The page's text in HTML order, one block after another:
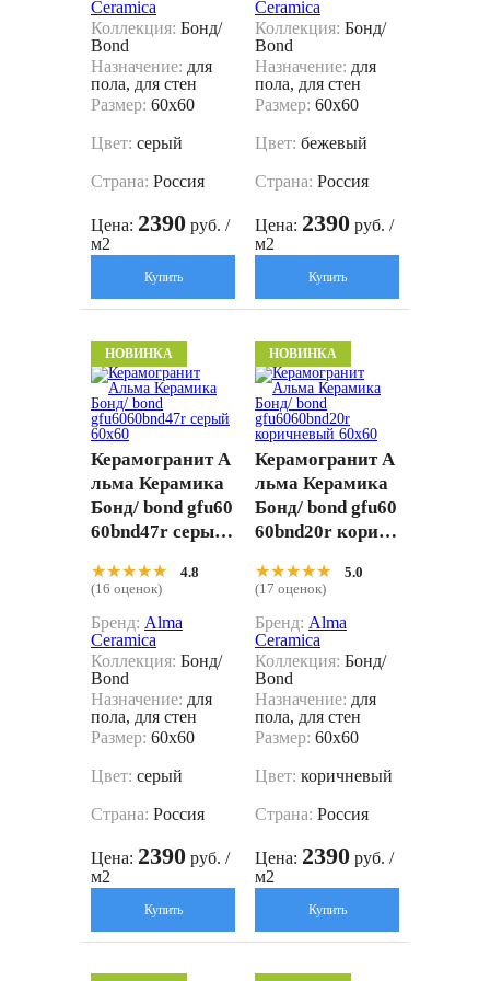
Ceramica
Коллекция: Бонд/
Bond
Назначение: для
пола, для стен
Размер: 60x60
Цвет: серый
Страна: Россия
Цена: 2390 руб. /
м2
Купить
Ceramica
Коллекция: Бонд/
Bond
Назначение: для
пола, для стен
Размер: 60x60
Цвет: бежевый
Страна: Россия
Цена: 2390 руб. /
м2
Купить
НОВИНКА
Керамогранит А
льма Керамика
Бонд/ bond gfu60
60bnd47r серый
★★★★★
★★★★★
4.8
(16 оценок)
Бренд: Alma
Ceramica
Коллекция: Бонд/
Bond
Назначение: для
пола, для стен
Размер: 60x60
Цвет: серый
Страна: Россия
Цена: 2390 руб. /
м2
Купить
НОВИНКА
Керамогранит А
льма Керамика
Бонд/ bond gfu60
60bnd20r корич
★★★★★
★★★★★
5.0
(17 оценок)
Бренд: Alma
Ceramica
Коллекция: Бонд/
Bond
Назначение: для
пола, для стен
Размер: 60x60
Цвет: коричневый
Страна: Россия
Цена: 2390 руб. /
м2
Купить